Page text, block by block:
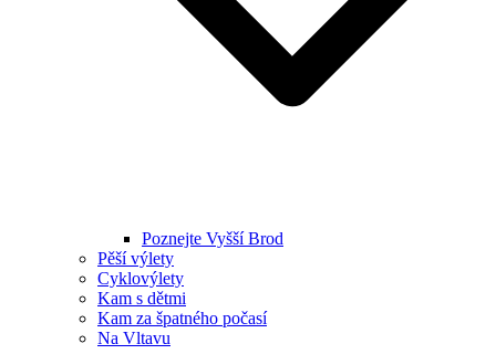
Poznejte Vyšší Brod
Pěší výlety
Cyklovýlety
Kam s dětmi
Kam za špatného počasí
Na Vltavu